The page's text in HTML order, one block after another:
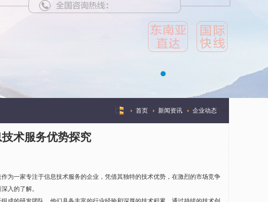
首页 新闻资讯 企业动态
术服务优势探究
为一家专注于信息技术服务的企业，凭借其独特的技术优势，在激烈的市场竞争
入的了解。